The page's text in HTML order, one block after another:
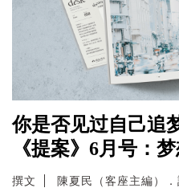
你是否见过自己
《提案》6月号：
撰文 陳夏民（客座主編）